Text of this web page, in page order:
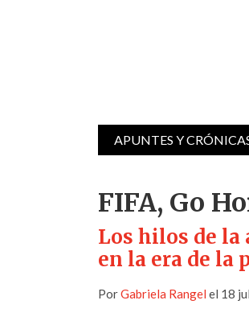
APUNTES Y
FIFA, Go
Los hilos de la
en la era de la
PorGabriela Rangel el 18